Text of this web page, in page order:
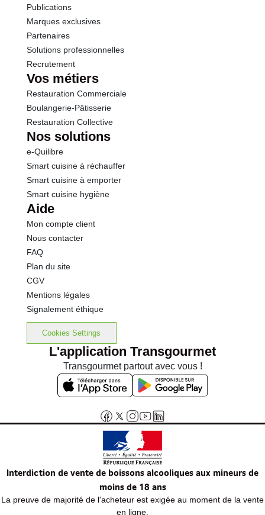
Publications
Marques exclusives
Partenaires
Solutions professionnelles
Recrutement
Vos métiers
Restauration Commerciale
Boulangerie-Pâtisserie
Restauration Collective
Nos solutions
e-Quilibre
Smart cuisine à réchauffer
Smart cuisine à emporter
Smart cuisine hygiène
Aide
Mon compte client
Nous contacter
FAQ
Plan du site
CGV
Mentions légales
Signalement éthique
Cookies Settings
L'application Transgourmet
Transgourmet partout avec vous !
Interdiction de vente de boissons alcooliques aux mineurs de
moins de 18 ans
La preuve de majorité de l'acheteur est exigée au moment de la vente
en ligne.